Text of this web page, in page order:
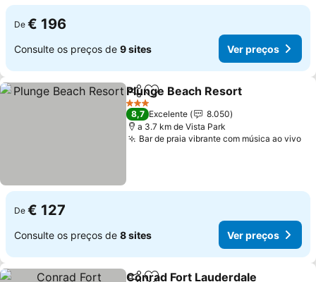
De € 196
Consulte os preços de 9 sites Ver preços
PartilharAdicionar aos favoritos
Plunge Beach Resort
3 Estrelas
8,7 Excelente
8.050
a 3.7 km de Vista Park
Bar de praia vibrante com música ao vivo
De € 127
Consulte os preços de 8 sites Ver preços
Conrad Fort Lauderdale